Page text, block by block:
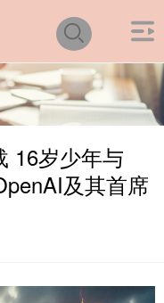
16岁少年与
及其首席